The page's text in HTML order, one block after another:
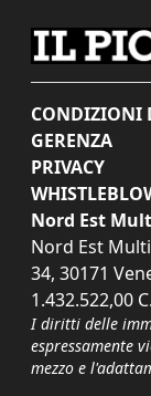
CONDIZIONI
GERENZA
PRIVACY
Nord Est
Nord Est
34, 30171
1.432.522,00
I diritti delle
espressamente
mezzo e